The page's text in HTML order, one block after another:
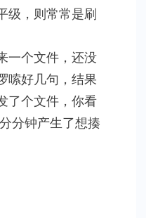
级，则常常是刷
一个文件，还没
嗦好几句，结果
了个文件，你看
分钟产生了想揍